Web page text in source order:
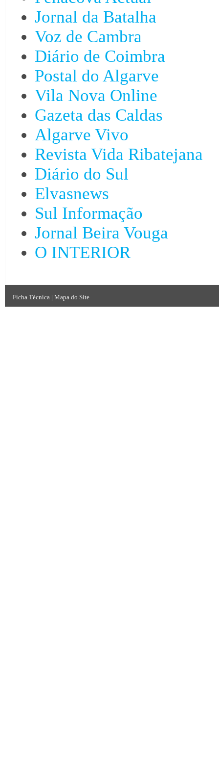
Jornal da Batalha
Voz de Cambra
Diário de Coimbra
Postal do Algarve
Vila Nova Online
Gazeta das Caldas
Algarve Vivo
Revista Vida Ribatejana
Diário do Sul
Elvasnews
Sul Informação
Jornal Beira Vouga
O INTERIOR
Ficha Técnica | Mapa do Site